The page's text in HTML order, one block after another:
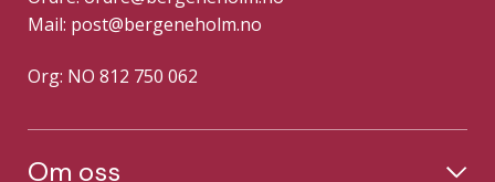
Mail: post@bergeneholm.no
Org: NO 812 750 062
Om oss